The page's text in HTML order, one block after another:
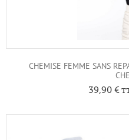
CHEMISE FEMME SANS
39,90 €